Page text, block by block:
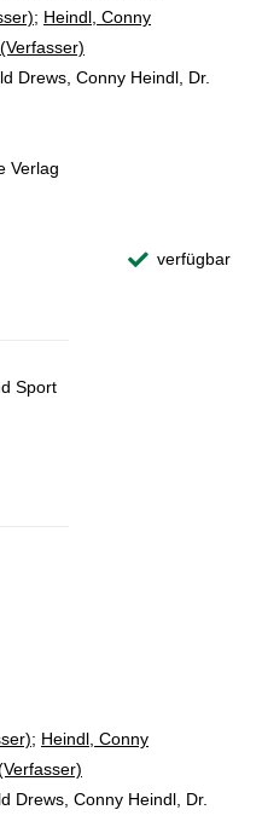
; Heindl, Conny
Drews, Conny Heindl, Dr.
Verlag
verfügbar
Sport
; Heindl, Conny
Drews, Conny Heindl, Dr.